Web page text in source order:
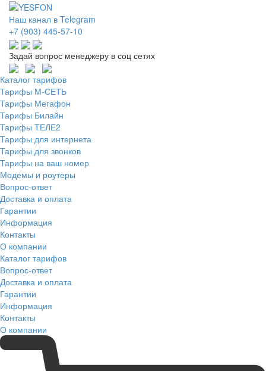
Наш канал в Telegram
+7 (903) 445-57-10
Задай вопрос менеджеру в соц сетях
Каталог тарифов
Тарифы М-СЕТЬ
Тарифы Мегафон
Тарифы Билайн
Тарифы ТЕЛЕ2
Тарифы для интернета
Тарифы для звонков
Тарифы на ваш номер
Модемы и роутеры
Вопрос-ответ
Доставка и оплата
Гарантии
Информация
Контакты
О компании
Каталог тарифов
Вопрос-ответ
Доставка и оплата
Гарантии
Информация
Контакты
О компании